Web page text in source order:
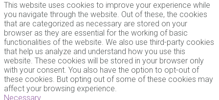
This website uses cookies to improve your experience while
you navigate through the website. Out of these, the cookies
that are categorized as necessary are stored on your
browser as they are essential for the working of basic
functionalities of the website. We also use third-party cookies
that help us analyze and understand how you use this
website. These cookies will be stored in your browser only
with your consent. You also have the option to opt-out of
these cookies. But opting out of some of these cookies may
affect your browsing experience.
Necessary